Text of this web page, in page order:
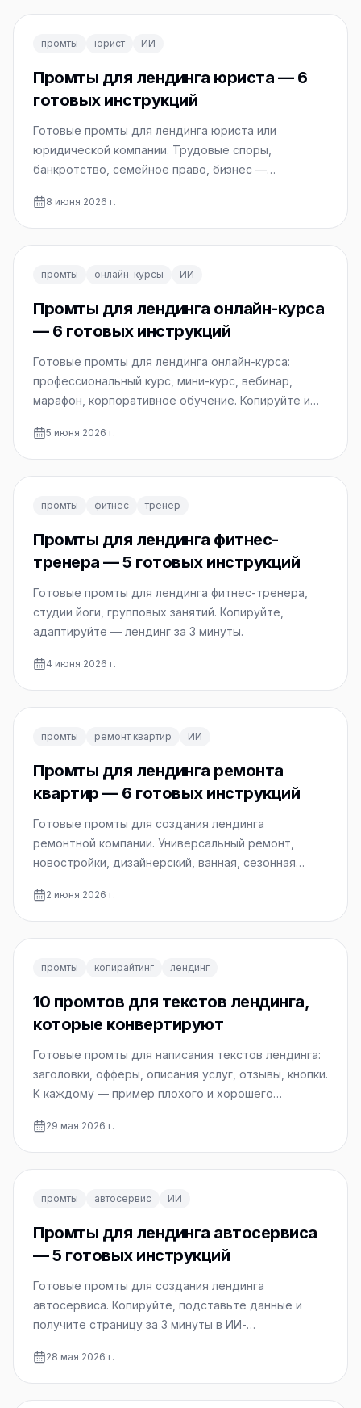
промты юрист ИИ
Промты для лендинга юриста — 6
готовых инструкций
Готовые промты для лендинга юриста или
юридической компании. Трудовые споры,
банкротство, семейное право, бизнес —
8 июня 2026 г.
промты онлайн-курсы ИИ
Промты для лендинга онлайн-курса
— 6 готовых инструкций
Готовые промты для лендинга онлайн-курса:
профессиональный курс, мини-курс, вебинар,
марафон, корпоративное обучение. Копируйте и
5 июня 2026 г.
промты фитнес тренер
Промты для лендинга фитнес-
тренера — 5 готовых инструкций
Готовые промты для лендинга фитнес-тренера,
студии йоги, групповых занятий. Копируйте,
адаптируйте — лендинг за 3 минуты.
4 июня 2026 г.
промты ремонт квартир ИИ
Промты для лендинга ремонта
квартир — 6 готовых инструкций
Готовые промты для создания лендинга
ремонтной компании. Универсальный ремонт,
новостройки, дизайнерский, ванная, сезонная
2 июня 2026 г.
промты копирайтинг лендинг
10 промтов для текстов лендинга,
которые конвертируют
Готовые промты для написания текстов лендинга:
заголовки, офферы, описания услуг, отзывы, кнопки.
К каждому — пример плохого и хорошего
29 мая 2026 г.
промты автосервис ИИ
Промты для лендинга автосервиса
— 5 готовых инструкций
Готовые промты для создания лендинга
автосервиса. Копируйте, подставьте данные и
получите страницу за 3 минуты в ИИ-
28 мая 2026 г.